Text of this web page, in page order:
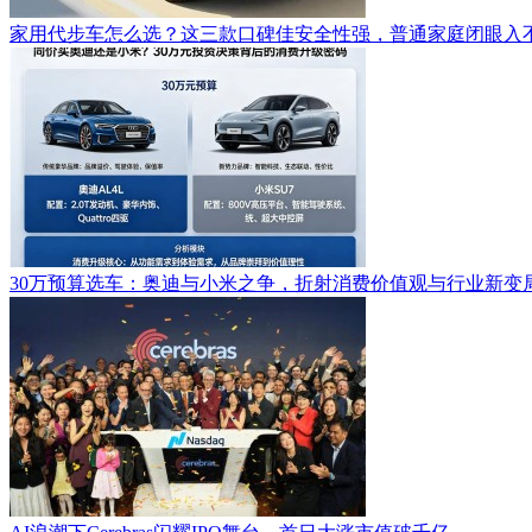
家用代步车怎么选？这三款口碑佳安全性强，普通家庭闭眼入
30万预算选车：奥迪与小米之争，折射消费价值观与行业新变